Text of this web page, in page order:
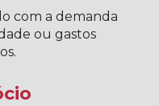
com a demanda
ou gastos